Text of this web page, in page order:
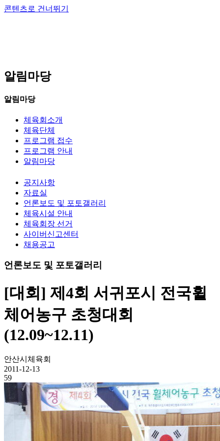
콘텐츠로 건너뛰기
알림마당
알림마당
체육회소개
체육단체
프로그램 접수
프로그램 안내
알림마당
공지사항
자료실
언론보도 및 포토갤러리
체육시설 안내
체육회장 선거
사이버신고센터
채용공고
언론보도 및 포토갤러리
[대회] 제4회 서귀포시 전국휠
체어농구 초청대회
(12.09~12.11)
안산시체육회
2011-12-13
59